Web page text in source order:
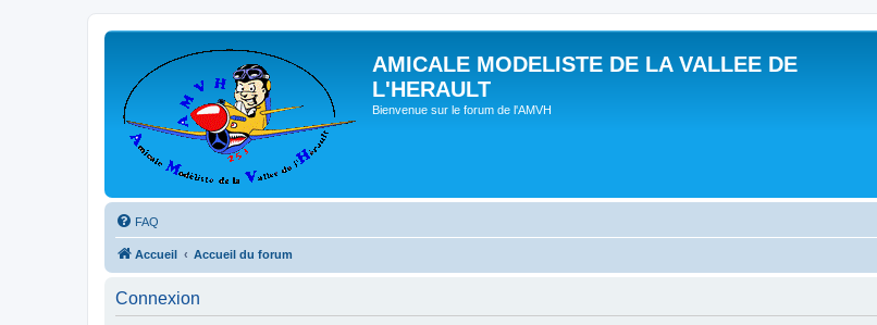
AMICALE MODELISTE DE LA VALLEE DE
L'HERAULT
Bienvenue sur le forum de l'AMVH
FAQ
Accueil Accueil du forum
Connexion